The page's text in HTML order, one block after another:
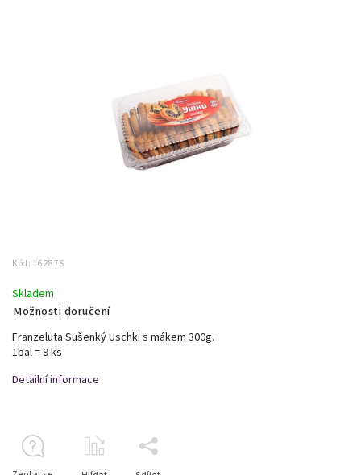
Kód: 16287S
Skladem
Možnosti doručení
Franzeluta Sušenký Uschki s mákem 300g.
1bal = 9 ks
Detailní informace